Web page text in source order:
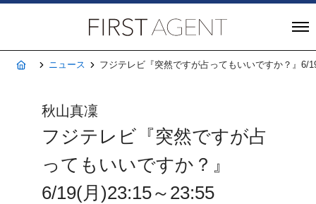
ホームニュース フジテレビ『突然ですが占ってもいいですか？』6/
秋山真凜
フジテレビ『突然ですが占
ってもいいですか？』
6/19(月)23:15～23:55